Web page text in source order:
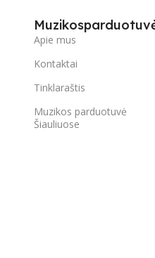
Apie mus
Kontaktai
Tinklaraštis
Muzikos parduotuvė
Šiauliuose